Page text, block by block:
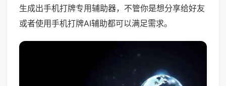
生成出手机打牌专用辅助器，不管你是想分享给好友
或者使用手机打牌AI辅助都可以满足需求。